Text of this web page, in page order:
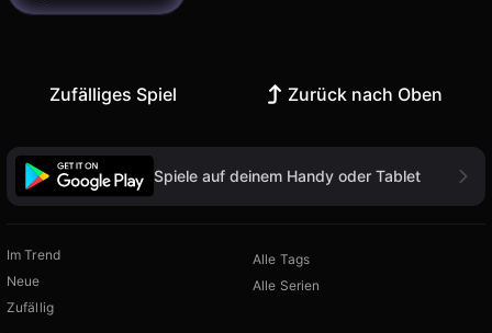
Zufälliges Spiel Zurück nach Oben
Spiele auf deinem Handy oder Tablet
Im Trend
Neue
Zufällig
Alle Tags
Alle Serien